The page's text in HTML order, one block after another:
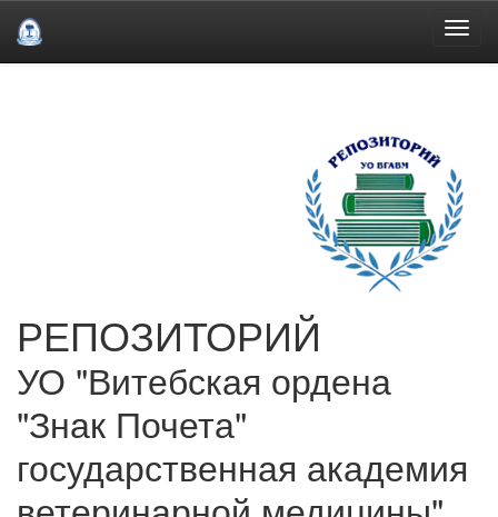
РЕПОЗИТОРИЙ
УО "Витебская ордена
"Знак Почета"
государственная академия